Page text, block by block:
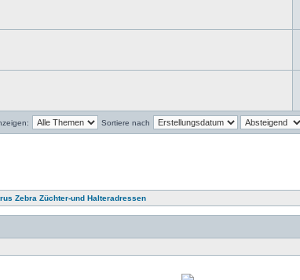
Sortiere nach
Zebra Züchter-und Halteradressen